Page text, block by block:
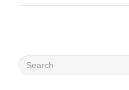
Regularna praktyka tej …